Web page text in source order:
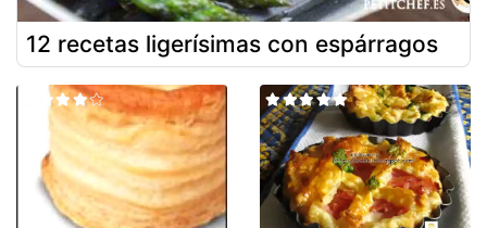
12 recetas ligerísimas con espárragos